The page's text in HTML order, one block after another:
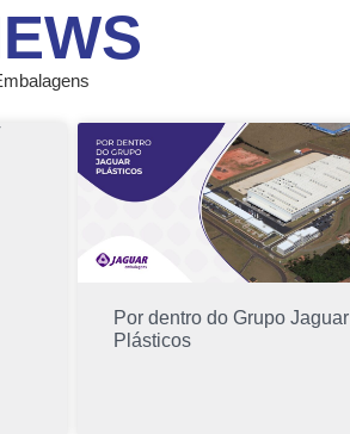
Por dentro do Grupo Jaguar
Plásticos